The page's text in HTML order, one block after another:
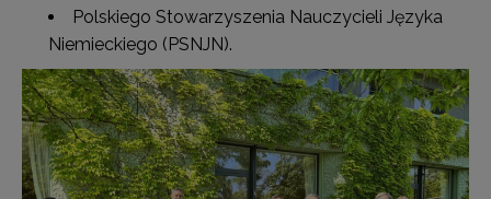
Polskiego Stowarzyszenia Nauczycieli Języka
Niemieckiego (PSNJN).